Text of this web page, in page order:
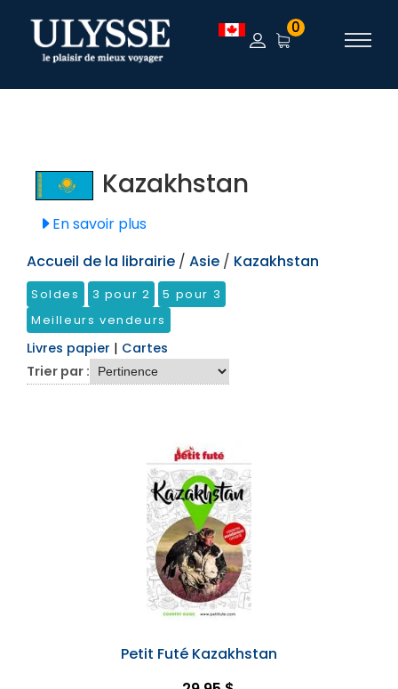
TEST 0
Kazakhstan
En savoir plus
Accueil de la librairie / Asie / Kazakhstan
Soldes 3 pour 2
5 pour 3
Meilleurs vendeurs
Livres papier | Cartes
Trier par :
Petit Futé Kazakhstan